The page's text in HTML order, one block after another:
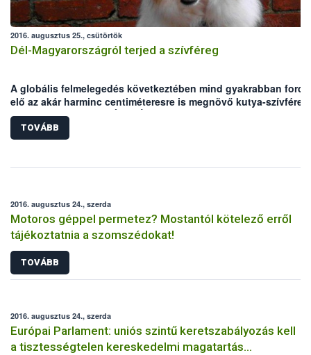
2016. augusztus 25., csütörtök
Dél-Magyarországról terjed a szívféreg
A globális felmelegedés következtében mind gyakrabban
elő az akár harminc centiméteresre is megnövő kutya-szívféreg
Magyarországon. A NÉBIH Állategészségügyi és Diagnosztikai
Igazgatóságának telephelyein 15 év laborvizsgálati
összesítették: magas átlaghőmérséklete miatt az Alföld a
TOVÁBB
2016. augusztus 24., szerda
Motoros géppel permetez? Mostantól kötelező erről
tájékoztatnia a szomszédokat!
TOVÁBB
2016. augusztus 24., szerda
Európai Parlament: uniós szintű keretszabályozás kell
a tisztességtelen kereskedelmi magatartás